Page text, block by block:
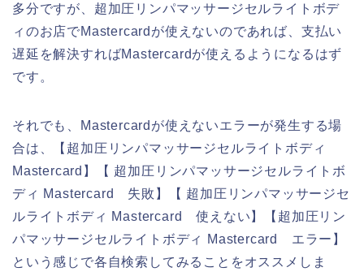
多分ですが、超加圧リンパマッサージセルライトボデ
ィのお店でMastercardが使えないのであれば、支払い
遅延を解決すればMastercardが使えるようになるはず
です。
それでも、Mastercardが使えないエラーが発生する場
合は、【超加圧リンパマッサージセルライトボディ
Mastercard】【 超加圧リンパマッサージセルライトボ
ディ Mastercard 失敗】【 超加圧リンパマッサージセ
ルライトボディ Mastercard 使えない】【超加圧リン
パマッサージセルライトボディ Mastercard エラー】
という感じで各自検索してみることをオススメしま